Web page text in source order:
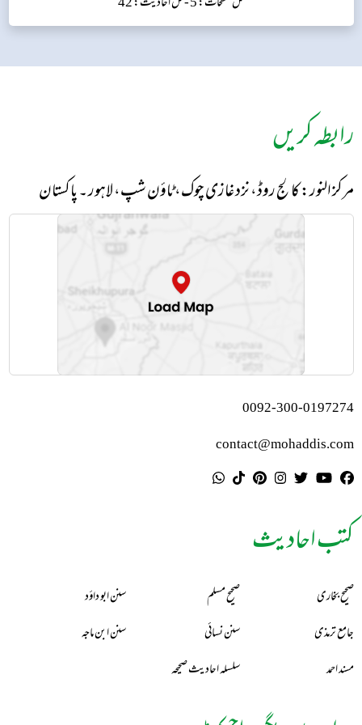
رابطہ کریں
مرکز النور: کالج روڈ، نزد غازی چوک، ٹاؤن شپ، لاہور ۔ پاکستان
0092-300-0197274
contact@mohaddis.com
کتب احادیث
صحیح بخاری صحیح مسلم
سنن ابو داؤد
جامع ترمذی
سنن نسائی
سنن ابن ماجہ
مسند احمد
سلسلہ احادیث صحیحہ